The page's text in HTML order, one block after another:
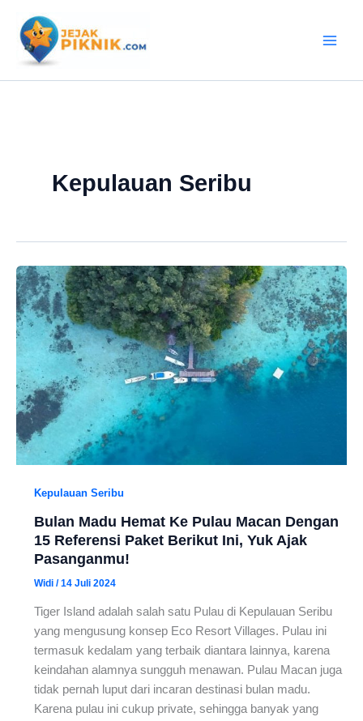
konten
Kepulauan Seribu
Kepulauan Seribu
Bulan Madu Hemat Ke Pulau Macan Dengan
15 Referensi Paket Berikut Ini, Yuk Ajak
Pasanganmu!
Widi /14 Juli 2024
Tiger Island adalah salah satu Pulau di Kepulauan Seribu
yang mengusung konsep Eco Resort Villages. Pulau ini
termasuk kedalam yang terbaik diantara lainnya, karena
keindahan alamnya sungguh menawan. Pulau Macan juga
tidak pernah luput dari incaran destinasi bulan madu.
Karena pulau ini cukup private, sehingga banyak yang